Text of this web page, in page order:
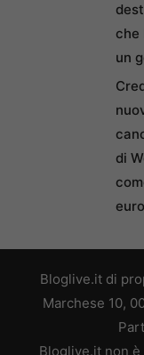
che
un
di
Bloglive.it di
Marchese 10,
Bloglive.it non